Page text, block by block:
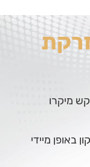
מיקרו
באופן מיידי